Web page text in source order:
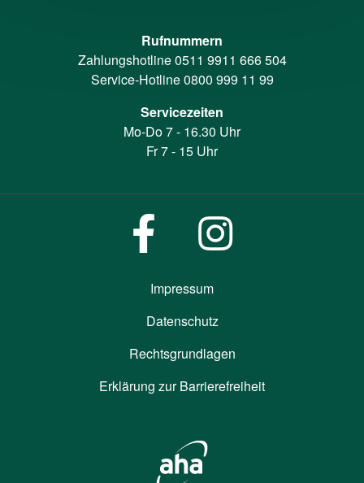
Rufnummern
Zahlungshotline0511 9911 666 504
Service-Hotline0800 999 11 99
Servicezeiten
Mo-Do 7 - 16.30 Uhr
Fr 7 - 15 Uhr
Impressum
Datenschutz
Rechtsgrundlagen
Erklärung zur Barrierefreiheit